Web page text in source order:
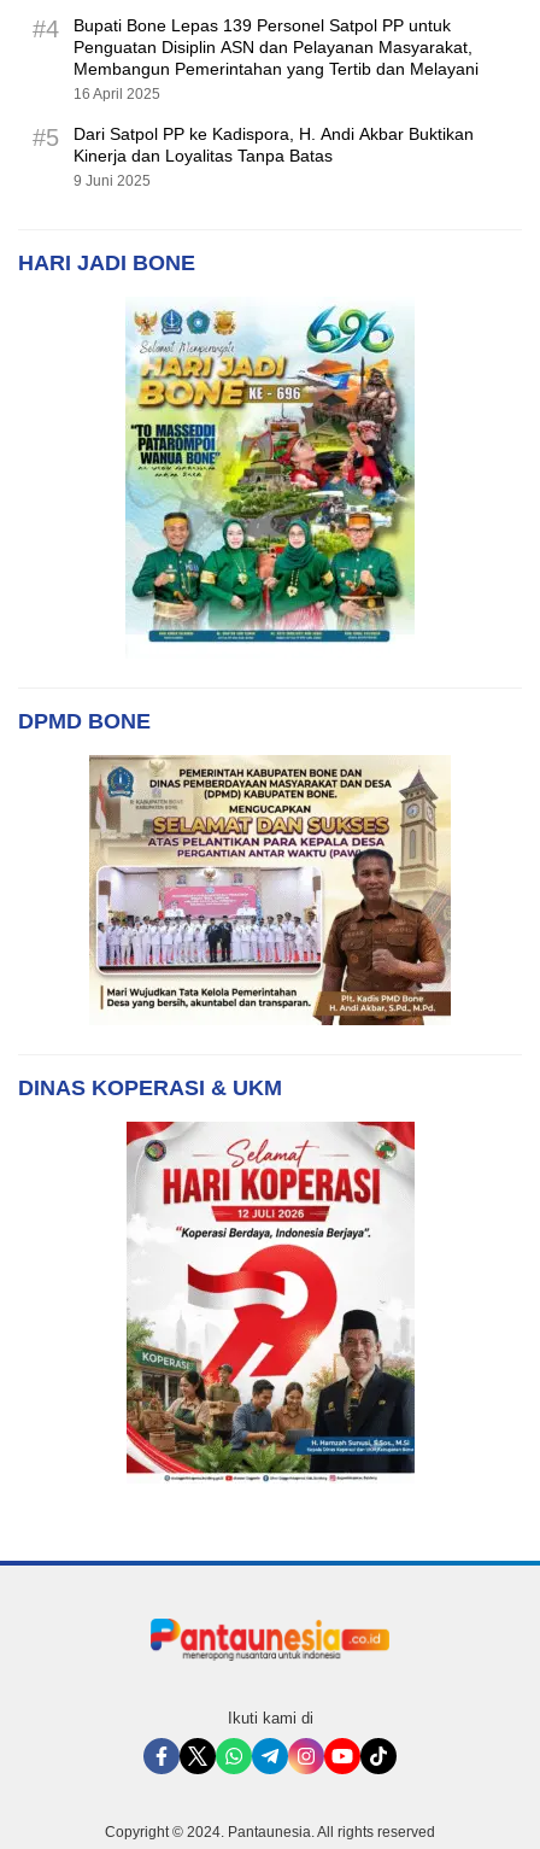
#4
Bupati Bone Lepas 139 Personel Satpol PP untuk
Penguatan Disiplin ASN dan Pelayanan Masyarakat,
Membangun Pemerintahan yang Tertib dan Melayani
16 April 2025
#5
Dari Satpol PP ke Kadispora, H. Andi Akbar Buktikan
Kinerja dan Loyalitas Tanpa Batas
9 Juni 2025
HARI JADI BONE
DPMD BONE
DINAS KOPERASI & UKM
Ikuti kami di
Copyright © 2024. Pantaunesia. All rights reserved